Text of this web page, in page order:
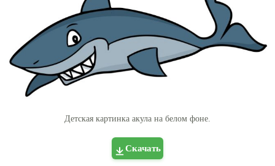
Детская картинка акула на белом фоне.
Скачать